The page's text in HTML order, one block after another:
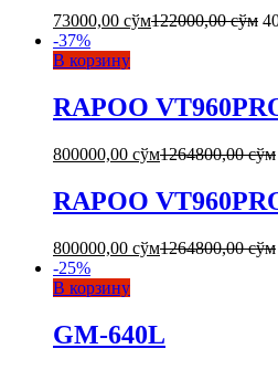
73000,00 сўм122000,00сўм
-37%
В корзину
RAPOO
800000,00 сўм1264800,00сўм
RAPOO
800000,00 сўм1264800,00сўм
-25%
В корзину
GM-640L